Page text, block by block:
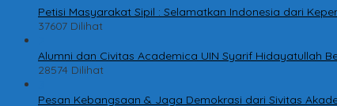
Petisi Masyarakat Sipil : Selamatkan Indonesia dari
37607 Dilihat
Alumni dan Civitas Academica UIN Syarif Hidayatullah
28574 Dilihat
Pesan Kebangsaan & Jaga Demokrasi dari Sivitas